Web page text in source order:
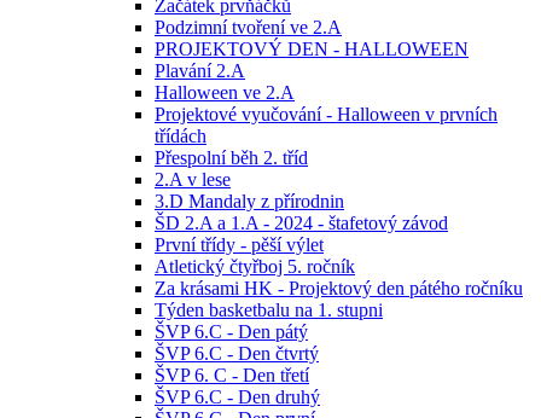
Začátek prvňáčků
Podzimní tvoření ve 2.A
PROJEKTOVÝ DEN - HALLOWEEN
Plavání 2.A
Halloween ve 2.A
Projektové vyučování - Halloween v prvních
třídách
Přespolní běh 2. tříd
2.A v lese
3.D Mandaly z přírodnin
ŠD 2.A a 1.A - 2024 - štafetový závod
První třídy - pěší výlet
Atletický čtyřboj 5. ročník
Za krásami HK - Projektový den pátého ročníku
Týden basketbalu na 1. stupni
ŠVP 6.C - Den pátý
ŠVP 6.C - Den čtvrtý
ŠVP 6. C - Den třetí
ŠVP 6.C - Den druhý